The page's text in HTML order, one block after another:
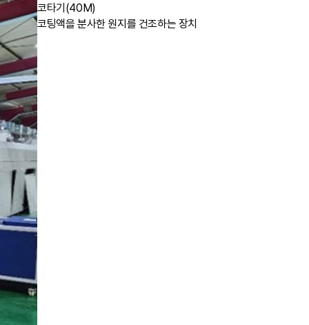
코타기(40M)
코팅액을 분사한 원지를 건조하는 장치